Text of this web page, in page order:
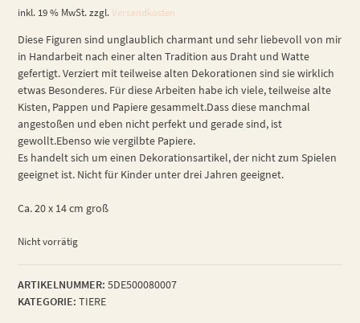
inkl. 19 % MwSt. zzgl.Versandkosten
Diese Figuren sind unglaublich charmant und sehr liebevoll von mir
in Handarbeit nach einer alten Tradition aus Draht und Watte
gefertigt. Verziert mit teilweise alten Dekorationen sind sie wirklich
etwas Besonderes. Für diese Arbeiten habe ich viele, teilweise alte
Kisten, Pappen und Papiere gesammelt.Dass diese manchmal
angestoßen und eben nicht perfekt und gerade sind, ist
gewollt.Ebenso wie vergilbte Papiere.
Es handelt sich um einen Dekorationsartikel, der nicht zum Spielen
geeignet ist. Nicht für Kinder unter drei Jahren geeignet.
Ca. 20 x 14 cm groß
Nicht vorrätig
ARTIKELNUMMER: 5DE500080007
KATEGORIE: TIERE